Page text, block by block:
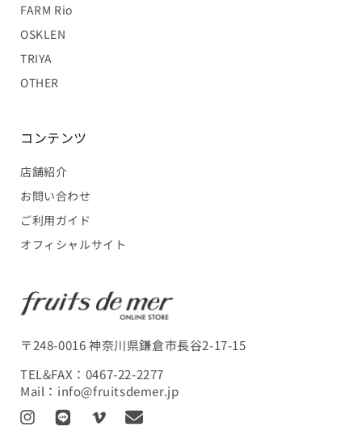
FARM Rio
OSKLEN
TRIYA
OTHER
コンテンツ
店舗紹介
お問い合わせ
ご利用ガイド
オフィシャルサイト
〒248-0016 神奈川県鎌倉市長谷2-17-15
TEL&FAX： 0467-22-2277
Mail： info@fruitsdemer.jp
I
L
V
T